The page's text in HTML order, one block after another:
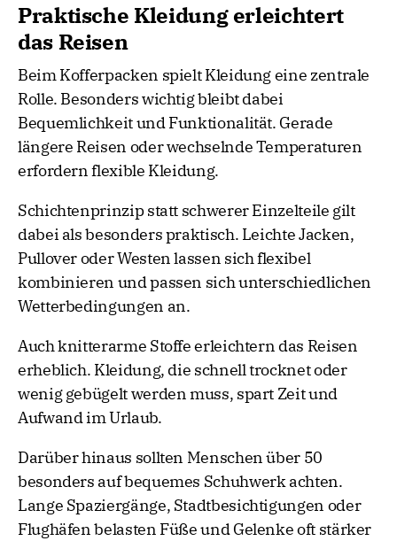
Praktische Kleidung erleichtert
das Reisen
Beim Kofferpacken spielt Kleidung eine zentrale
Rolle. Besonders wichtig bleibt dabei
Bequemlichkeit und Funktionalität. Gerade
längere Reisen oder wechselnde Temperaturen
erfordern flexible Kleidung.
Schichtenprinzip statt schwerer Einzelteile gilt
dabei als besonders praktisch. Leichte Jacken,
Pullover oder Westen lassen sich flexibel
kombinieren und passen sich unterschiedlichen
Wetterbedingungen an.
Auch knitterarme Stoffe erleichtern das Reisen
erheblich. Kleidung, die schnell trocknet oder
wenig gebügelt werden muss, spart Zeit und
Aufwand im Urlaub.
Darüber hinaus sollten Menschen über 50
besonders auf bequemes Schuhwerk achten.
Lange Spaziergänge, Stadtbesichtigungen oder
Flughäfen belasten Füße und Gelenke oft stärker